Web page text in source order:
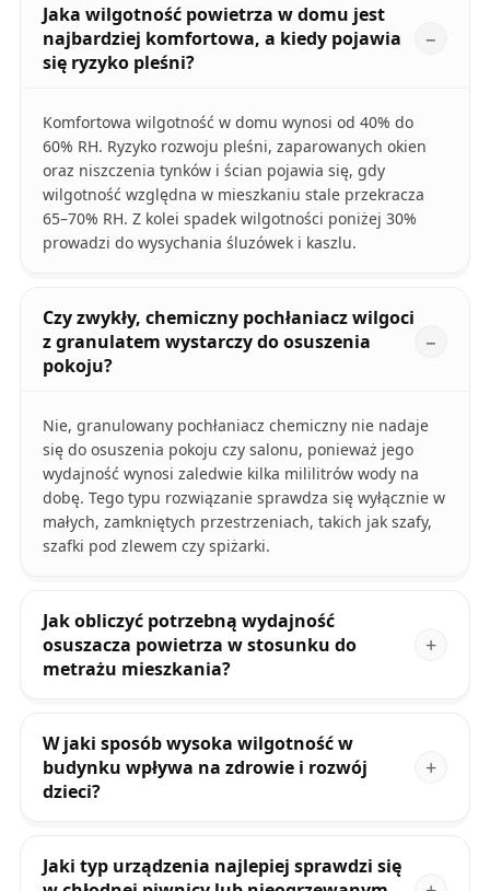
Jaka wilgotność powietrza w domu jest
najbardziej komfortowa, a kiedy pojawia
się ryzyko pleśni?
Komfortowa wilgotność w domu wynosi od 40% do
60% RH. Ryzyko rozwoju pleśni, zaparowanych okien
oraz niszczenia tynków i ścian pojawia się, gdy
wilgotność względna w mieszkaniu stale przekracza
65–70% RH. Z kolei spadek wilgotności poniżej 30%
prowadzi do wysychania śluzówek i kaszlu.
Czy zwykły, chemiczny pochłaniacz wilgoci
z granulatem wystarczy do osuszenia
pokoju?
Nie, granulowany pochłaniacz chemiczny nie nadaje
się do osuszenia pokoju czy salonu, ponieważ jego
wydajność wynosi zaledwie kilka mililitrów wody na
dobę. Tego typu rozwiązanie sprawdza się wyłącznie w
małych, zamkniętych przestrzeniach, takich jak szafy,
szafki pod zlewem czy spiżarki.
Jak obliczyć potrzebną wydajność
osuszacza powietrza w stosunku do
metrażu mieszkania?
W jaki sposób wysoka wilgotność w
budynku wpływa na zdrowie i rozwój
dzieci?
Jaki typ urządzenia najlepiej sprawdzi się